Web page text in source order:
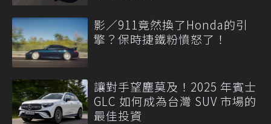
影／911竟然換了Honda的引
擎？保時捷鐵粉憤怒了！
讓對手望塵莫及！2025 年賓士
GLC 如何成為台灣 SUV 市場的
最佳投資